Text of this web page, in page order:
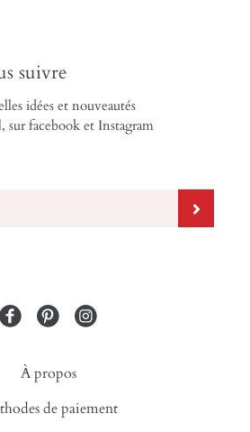
suivre
idées et nouveautés
sur facebook et Instagram
FacebookPinterest
À propos
de paiement